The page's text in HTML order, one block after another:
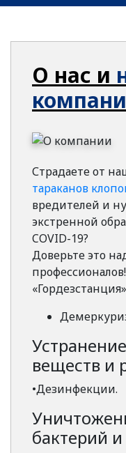
О нас и
Страдаете от
тараканов
вредителей и
экстренной
COVID-19?
Доверьте это
профессионалов!
веществ и
•Дезинфекции.
бактерий